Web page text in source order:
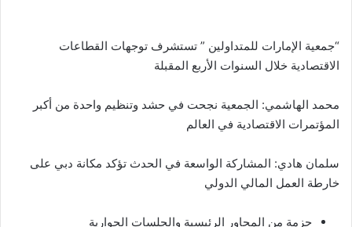
ب
ر
د
ا
ل
ك
“جمعية الإمارات للمتداولين ” تستشرف توجهات القطاعات
الاقتصادية خلال السنوات الأربع المقبلة
محمد الهاشمي: الجمعية نجحت في حشد وتنظيم واحدة من أكبر
المؤتمرات الاقتصادية في العالم
سلمان هادي: المشاركة الواسعة في الحدث تؤكد مكانة دبي على
خارطة العمل المالي الدولي
حزمة من المحاور الرئيسية والجلسات الحوارية